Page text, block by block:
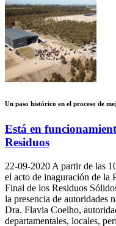
Un paso histórico en el proceso de
Está en
Residuos
22-09-2020 A partir de las
el acto de inaguración de la
Final de los Residuos
la presencia de autoridades
Dra. Flavia Coelho,
departamentales, locales,